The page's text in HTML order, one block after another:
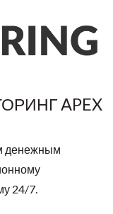
APEX
денежным
24/7.